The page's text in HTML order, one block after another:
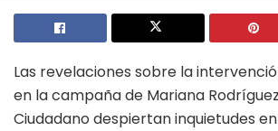
Las revelaciones sobre la
en la campaña de Mariana
Ciudadano despiertan inquietudes